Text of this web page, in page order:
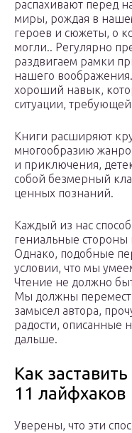
распахивают перед
миры, рождая в
героев и сюжеты, о
могли.. Регулярно
раздвигаем рамки
нашего
хороший навык,
ситуации, требующей
Книги расширяют
многообразию
и приключения,
собой безмерный
ценных познаний.
Каждый из нас
гениальные стороны
Однако, подобные
условии, что мы
Чтение не должно
Мы должны
замысел автора,
радости, описанные
дальше.
Как
11 лайфхаков
Уверены, что эти